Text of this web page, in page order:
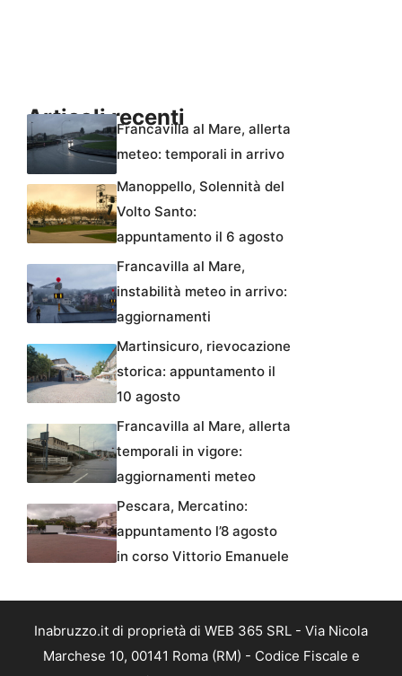
Articoli recentiFrancavilla al Mare, allerta
meteo: temporali in arrivo
Manoppello, Solennità del
Volto Santo:
appuntamento il 6 agosto
Francavilla al Mare,
instabilità meteo in arrivo:
aggiornamenti
Martinsicuro, rievocazione
storica: appuntamento il
10 agosto
Francavilla al Mare, allerta
temporali in vigore:
aggiornamenti meteo
Pescara, Mercatino:
appuntamento l’8 agosto
in corso Vittorio Emanuele
Inabruzzo.it di proprietà di WEB 365 SRL - Via Nicola
Marchese 10, 00141 Roma (RM) - Codice Fiscale e